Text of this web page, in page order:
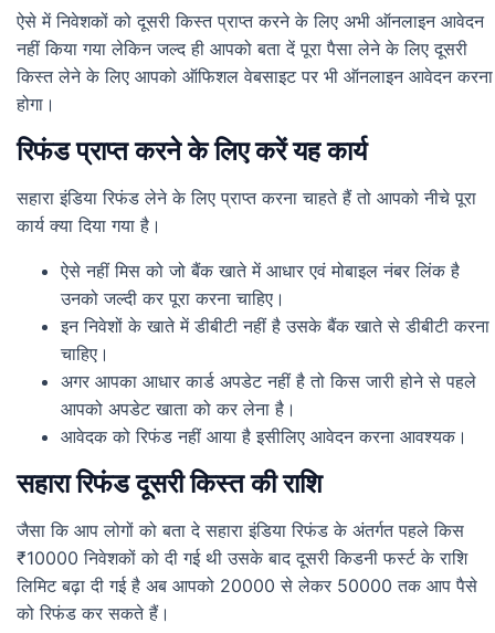
ऐसे में निवेशकों को दूसरी किस्त प्राप्त करने के लिए अभी ऑनलाइन आवेदन
नहीं किया गया लेकिन जल्द ही आपको बता दें पूरा पैसा लेने के लिए दूसरी
किस्त लेने के लिए आपको ऑफिशल वेबसाइट पर भी ऑनलाइन आवेदन करना
होगा।
रिफंड प्राप्त करने के लिए करें यह कार्य
सहारा इंडिया रिफंड लेने के लिए प्राप्त करना चाहते हैं तो आपको नीचे पूरा
कार्य क्या दिया गया है।
ऐसे नहीं मिस को जो बैंक खाते में आधार एवं मोबाइल नंबर लिंक है
उनको जल्दी कर पूरा करना चाहिए।
इन निवेशों के खाते में डीबीटी नहीं है उसके बैंक खाते से डीबीटी करना
चाहिए।
अगर आपका आधार कार्ड अपडेट नहीं है तो किस जारी होने से पहले
आपको अपडेट खाता को कर लेना है।
आवेदक को रिफंड नहीं आया है इसीलिए आवेदन करना आवश्यक।
सहारा रिफंड दूसरी किस्त की राशि
जैसा कि आप लोगों को बता दे सहारा इंडिया रिफंड के अंतर्गत पहले किस
₹10000 निवेशकों को दी गई थी उसके बाद दूसरी किडनी फर्स्ट के राशि
लिमिट बढ़ा दी गई है अब आपको 20000 से लेकर 50000 तक आप पैसे
को रिफंड कर सकते हैं।